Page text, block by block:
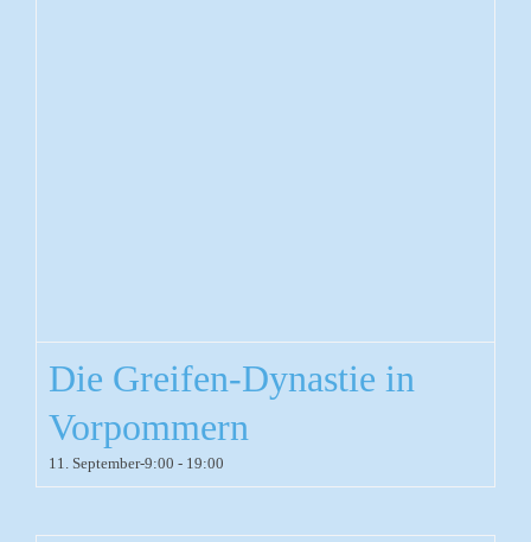
Die Greifen-Dynastie in
Vorpommern
11. September-9:00 - 19:00